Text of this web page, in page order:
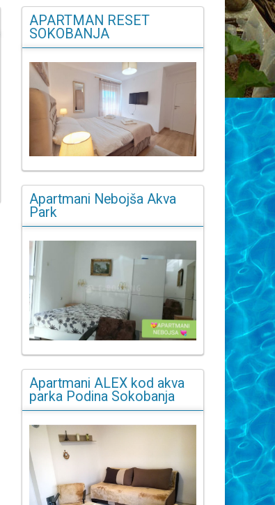
APARTMAN RESET
SOKOBANJA
Apartmani Nebojša Akva
Park
Apartmani ALEX kod akva
parka Podina Sokobanja